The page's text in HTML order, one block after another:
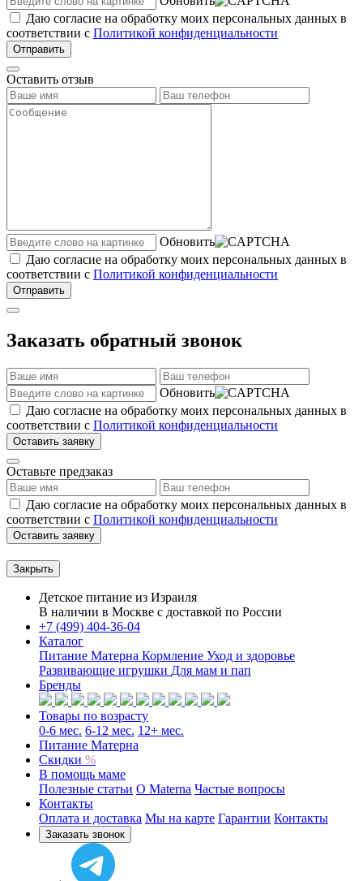
Даю согласие на обработку моих персональных данных в
соответствии с Политикой конфиденциальности
Отправить
Оставить отзыв
Обновить
Даю согласие на обработку моих персональных данных в
соответствии с Политикой конфиденциальности
Отправить
Заказать обратный звонок
Обновить
Даю согласие на обработку моих персональных данных в
соответствии с Политикой конфиденциальности
Оставить заявку
Оставьте предзаказ
Даю согласие на обработку моих персональных данных в
соответствии с Политикой конфиденциальности
Оставить заявку
Закрыть
Детское питание из Израиля
В наличии в Москве с доставкой по России
+7 (499) 404-36-04
Каталог
Питание Матерна Кормление Уход и здоровье
Развивающие игрушки Для мам и пап
Бренды
Товары по возрасту
0-6 мес. 6-12 мес. 12+ мес.
Питание Матерна
Скидки %
В помощь маме
Полезные статьи O Materna Частые вопросы
Контакты
Оплата и доставка Мы на карте Гарантии Контакты
Заказать звонок